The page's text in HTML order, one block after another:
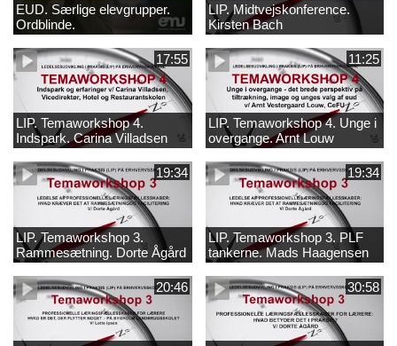
EUD. Særlige elevgrupper.
Ordblinde.
LIP. Midtvejskonference.
Kirsten Bach
17:55
LIP. Temaworkshop 4.
Indspark. Carina Villadsen
11:25
LIP. Temaworkshop 4. Unge i
overgange. Arnt Louw
19:34
LIP. Temaworkshop 3.
Rammesætning. Dorte Ågård
19:34
LIP. Temaworkshop 3. PLF
tankerne. Mads Haagensen
20:46 30:58